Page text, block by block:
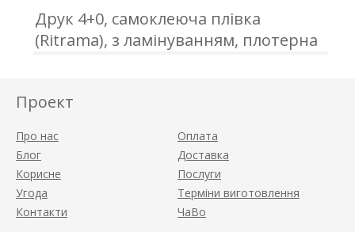
Друк 4+0, самоклеюча плівка
(Ritrama), з ламінуванням, плотерна
Проект
Про нас
Блог
Корисне
Угода
Контакти
Оплата
Доставка
Послуги
Терміни виготовлення
ЧаВо